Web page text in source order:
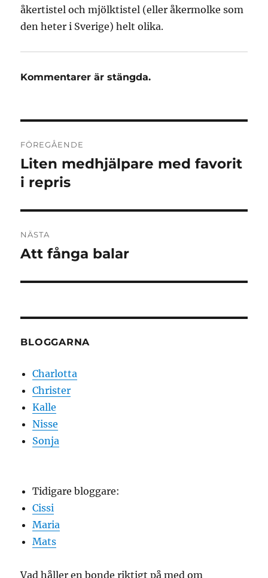
åkertistel och mjölktistel (eller åkermolke som
den heter i Sverige) helt olika.
Kommentarer är stängda.
FÖREGÅENDE
Föregående
inlägg:
Liten medhjälpare med favorit
i repris
NÄSTA
Nästa
Att fånga balar
BLOGGARNA
Charlotta
Christer
Kalle
Nisse
Sonja
Tidigare bloggare:
Cissi
Maria
Mats
Vad håller en bonde riktigt på med om